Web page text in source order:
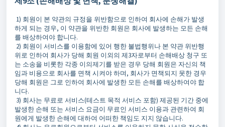
1) 회원이 본 약관의 규정을 위반함으로 인하여 회사에 손해가 발생
하게 되는 경우, 이 약관을 위반한 회원은 회사에 발생하는 모든 손해
를 배상하여야 합니다.
2) 회원이 서비스를 이용함에 있어 행한 불법행위나 본 약관 위반행
위로 인하여 회사가 당해 회원 이외의 제3자로부터 손해배상 청구 또
는 소송을 비롯한 각종 이의제기를 받은 경우 당해 회원은 자신의 책
임과 비용으로 회사를 면책 시켜야 하며, 회사가 면책되지 못한 경우
당해 회원은 그로 인하여 회사에 발생한 모든 손해를 배상하여야 합
니다.
3) 회사는 무료로 서비스(테스트 목적 서비스 포함) 제공된 기간 중에
발생한 손해 또는 서비스 요금이 무료인 서비스 이용과 관련하여 회
원에게 발생한 손해에 대하여 어떠한 책임도 지지 않습니다.